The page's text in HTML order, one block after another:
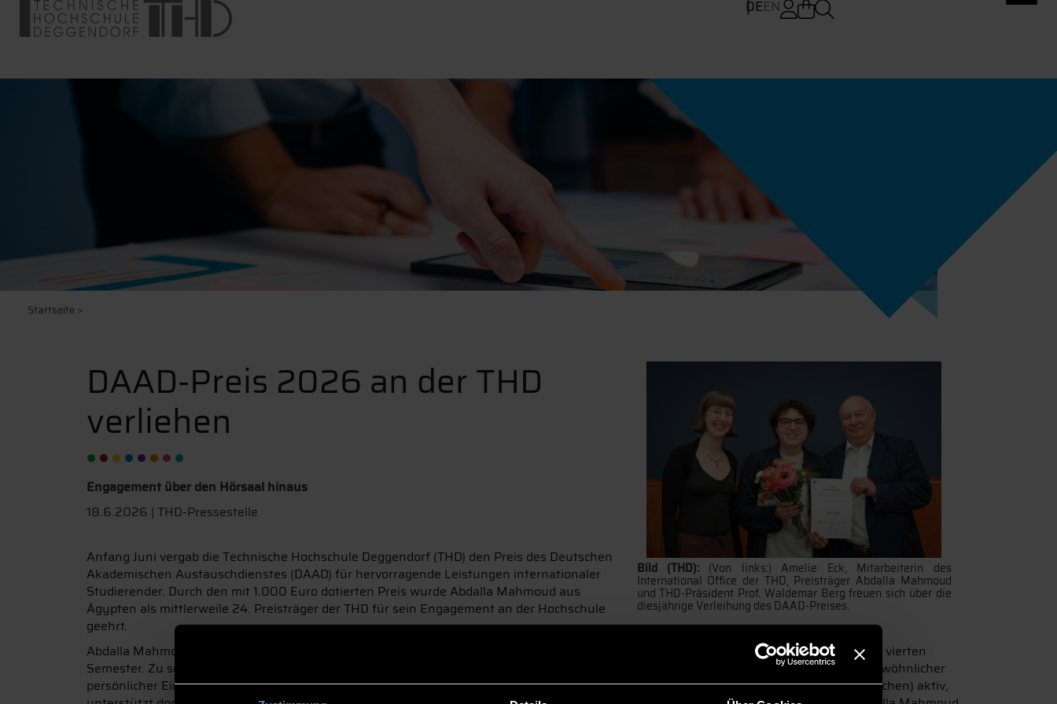
DEEN
Startseite>
Bild (THD): (Von links:) Amelie Eck, Mitarbeiterin des
International Office der THD, Preisträger Abdalla Mahmoud
und THD-Präsident Prof. Waldemar Berg freuen sich über die
diesjährige Verleihung des DAAD-Preises.
DAAD-Preis 2026 an der THD
verliehen
Engagement über den Hörsaal hinaus
18.6.2026 | THD-Pressestelle
Anfang Juni vergab die Technische Hochschule Deggendorf (THD) den Preis des Deutschen
Akademischen Austauschdienstes (DAAD) für hervorragende Leistungen internationaler
Studierender. Durch den mit 1.000 Euro dotierten Preis wurde Abdalla Mahmoud aus
Ägypten als mittlerweile 24. Preisträger der THD für sein Engagement an der Hochschule
geehrt.
Abdalla Mahmoud studiert seit Oktober 2024 im Bachelorstudiengang Industrial Engineering in Pfarrkirchen und befindet sich derzeit im vierten
Semester. Zu seiner Erfolgsgeschichte in Niederbayern gehören nicht nur sehr gute akademische Leistungen, sondern auch ein außergewöhnlicher
persönlicher Einsatz über den Hörsaal hinaus. Er ist bei dem Verein RESP e. V. (Respect other cultures, European mind, Students Pfarrkirchen) aktiv,